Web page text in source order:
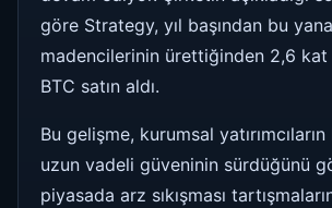
göre Strategy, yıl başından bu
madencilerinin ürettiğinden 2,6
BTC satın aldı.
Bu gelişme, kurumsal
uzun vadeli güveninin sürdüğünü
piyasada arz sıkışması